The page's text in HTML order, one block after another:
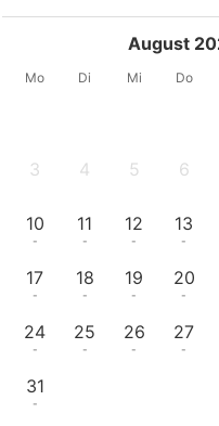
August
Mo Di Mi Do
3 4 5 6
10
-
11
-
12
-
13
-
17
-
18
-
19
-
20
-
24
-
25
-
26
-
27
-
31
-